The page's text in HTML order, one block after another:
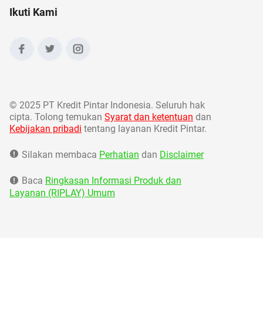
Ikuti Kami
© 2025 PT Kredit Pintar Indonesia. Seluruh hak
cipta. Tolong temukan Syarat dan ketentuan dan
Kebijakan pribadi tentang layanan Kredit Pintar.
Silakan membaca Perhatian dan Disclaimer
Baca Ringkasan Informasi Produk dan
Layanan (RIPLAY) Umum